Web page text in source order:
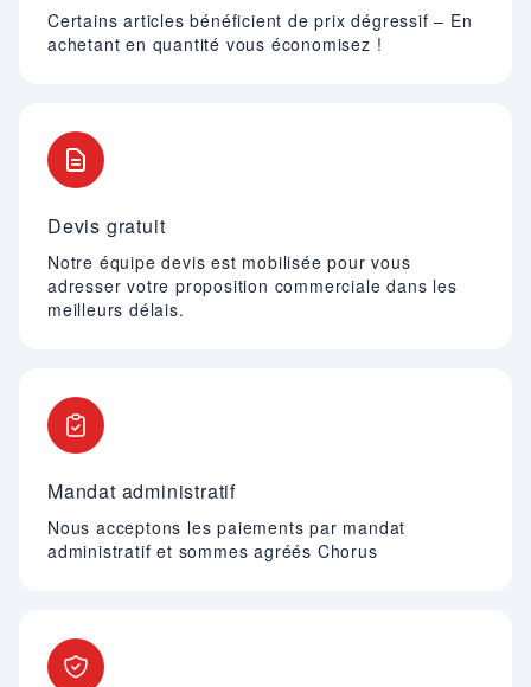
Certains articles bénéficient de prix dégressif – En
achetant en quantité vous économisez !
Devis gratuit
Notre équipe devis est mobilisée pour vous
adresser votre proposition commerciale dans les
meilleurs délais.
Mandat administratif
Nous acceptons les paiements par mandat
administratif et sommes agréés Chorus